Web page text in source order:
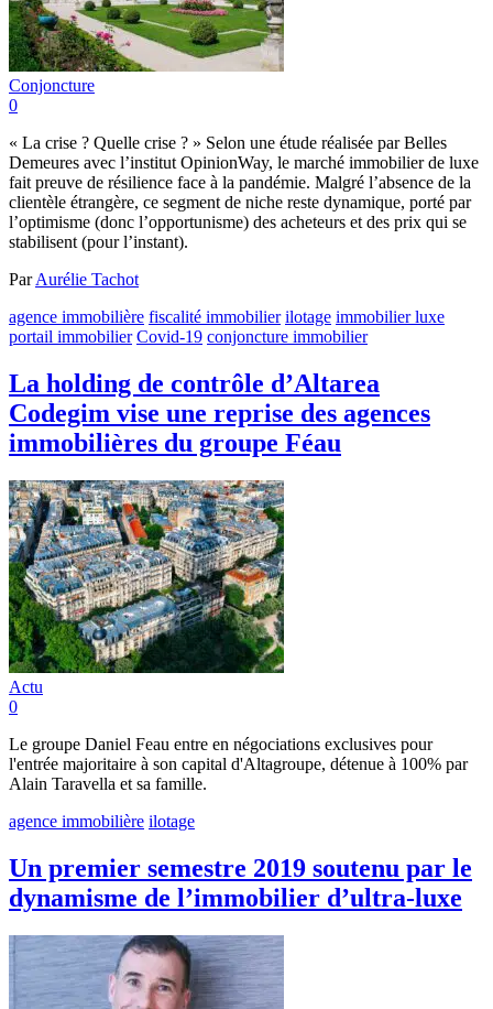
Conjoncture
0
« La crise ? Quelle crise ? » Selon une étude réalisée par Belles
Demeures avec l’institut OpinionWay, le marché immobilier de luxe
fait preuve de résilience face à la pandémie. Malgré l’absence de la
clientèle étrangère, ce segment de niche reste dynamique, porté par
l’optimisme (donc l’opportunisme) des acheteurs et des prix qui se
stabilisent (pour l’instant).
ParAurélie Tachot
agence immobilière fiscalité immobilier ilotage immobilier luxe
portail immobilier Covid-19 conjoncture immobilier
La holding de contrôle d’Altarea
Codegim vise une reprise des agences
immobilières du groupe Féau
Actu
0
Le groupe Daniel Feau entre en négociations exclusives pour
l'entrée majoritaire à son capital d'Altagroupe, détenue à 100% par
Alain Taravella et sa famille.
agence immobilière ilotage
Un premier semestre 2019 soutenu par le
dynamisme de l’immobilier d’ultra-luxe